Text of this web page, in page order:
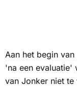
Aan het begin
'na een evaluatie'
van Jonker niet